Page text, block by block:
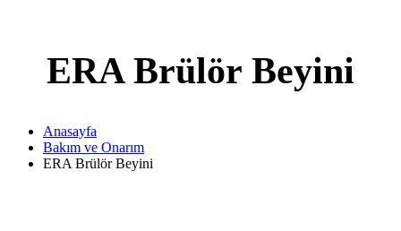
ERA Brülör Beyini
Anasayfa
Bakım ve Onarım
ERA Brülör Beyini